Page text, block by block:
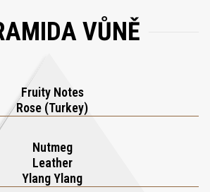
vášnivé srdce hřejivé kůže a dráždivého
a smyslnou symfonii. Akcenty
a haitského vetiveru, které tvoří bohatý a
voda Opera, která je součástí
je mimořádnou směsí, která
dojem a ztělesňuje vznešenost a
umělecké formy.
VŮNĚ
Fruity Notes
Rose (Turkey)
Nutmeg
Leather
Ylang Ylang